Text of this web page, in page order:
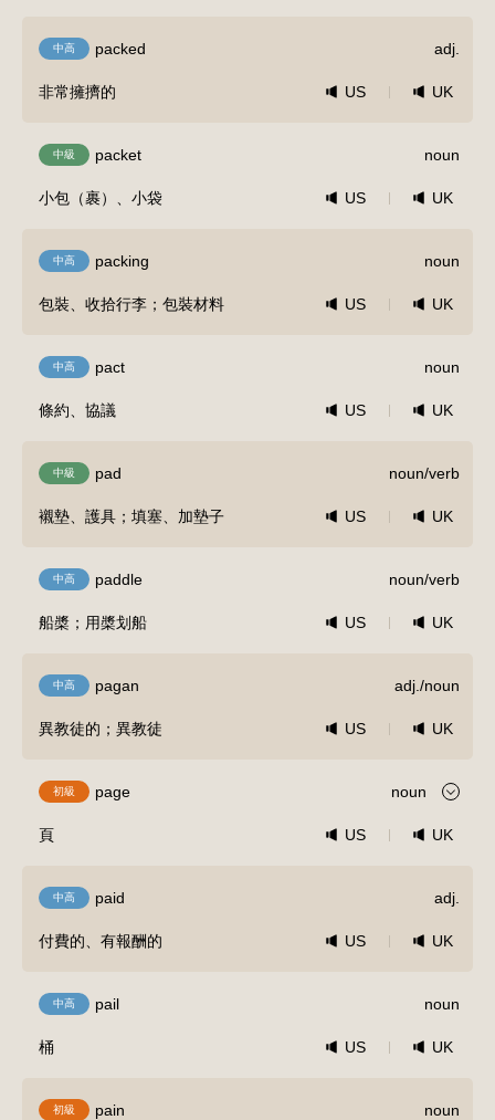
中高 packed adj.
非常擁擠的 US UK
中級 packet noun
小包（裹）、小袋 US UK
中高 packing noun
包裝、收拾行李；包裝材料 US UK
中高 pact noun
條約、協議 US UK
中級 pad noun/verb
襯墊、護具；填塞、加墊子 US UK
中高 paddle noun/verb
船槳；用槳划船 US UK
中高 pagan adj./noun
異教徒的；異教徒 US UK
初級 page noun
頁 US UK
中高 paid adj.
付費的、有報酬的 US UK
中高 pail noun
桶 US UK
初級 pain noun